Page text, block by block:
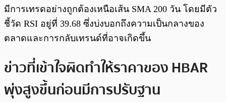
มีการเทรดอย่างถูกต้องเหนือเส้น SMA 200 วัน โดยมีตัว
ชี้วัด RSI อยู่ที่ 39.68 ซึ่งบ่งบอกถึงความเป็นกลางของ
ตลาดและการกลับเทรนด์ที่อาจเกิดขึ้น
ข่าวที่เข้าใจผิดทำให้ราคาของ HBAR
พุ่งสูงขึ้นก่อนมีการปรับฐาน